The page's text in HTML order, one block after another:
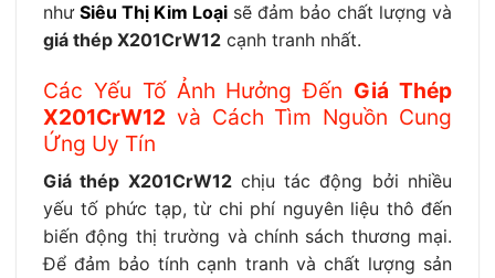
như Siêu Thị Kim Loại sẽ đảm bảo chất lượng và
giá thép X201CrW12 cạnh tranh nhất.
Các Yếu Tố Ảnh Hưởng Đến Giá Thép
X201CrW12 và Cách Tìm Nguồn Cung
Ứng Uy Tín
Giá thép X201CrW12chịu tác động bởi nhiều
yếu tố phức tạp, từ chi phí nguyên liệu thô đến
biến động thị trường và chính sách thương mại.
Để đảm bảo tính cạnh tranh và chất lượng sản